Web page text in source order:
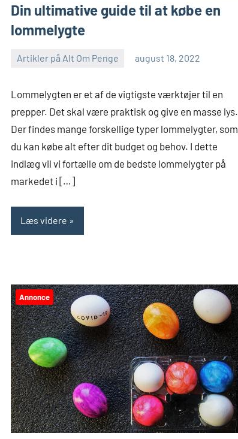
Din ultimative guide til at købe en
lommelygte
Artikler på Alt Om Penge august 18, 2022
penge.dk
Lommelygten er et af de vigtigste værktøjer til en
prepper. Det skal være praktisk og give en masse lys.
Der findes mange forskellige typer lommelygter, som
du kan købe alt efter dit budget og behov. I dette
indlæg vil vi fortælle om de bedste lommelygter på
markedet i […]
Læs videre
Annonce